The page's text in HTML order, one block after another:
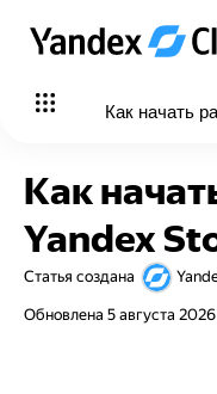
Как начать
В этой статье
Перед началом
Создайте кластер
Подключитесь к
Как
Yandex
Статья создана
Обновлена 5 августа 2026